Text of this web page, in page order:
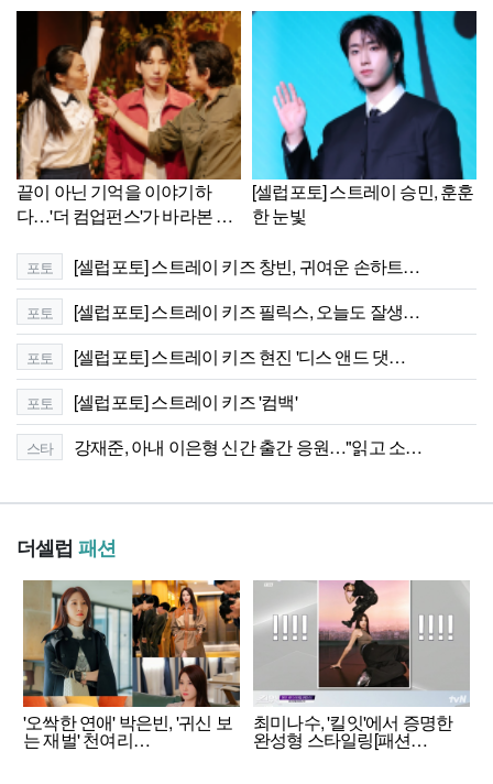
끝이 아닌 기억을 이야기하
다…'더 컴업펀스'가 바라본 삶
[셀럽포토] 스트레이 승민, 훈훈
한 눈빛
포토 [셀럽포토] 스트레이 키즈 창빈, 귀여운 손하트…
포토 [셀럽포토] 스트레이 키즈 필릭스, 오늘도 잘생…
포토 [셀럽포토] 스트레이 키즈 현진 '디스 앤드 댓…
포토 [셀럽포토] 스트레이 키즈 '컴백'
스타 강재준, 아내 이은형 신간 출간 응원…"읽고 소…
더셀럽 패션
'오싹한 연애' 박은빈, '귀신 보
는 재벌' 천여리…
최미나수, '킬잇'에서 증명한
완성형 스타일링[패션…